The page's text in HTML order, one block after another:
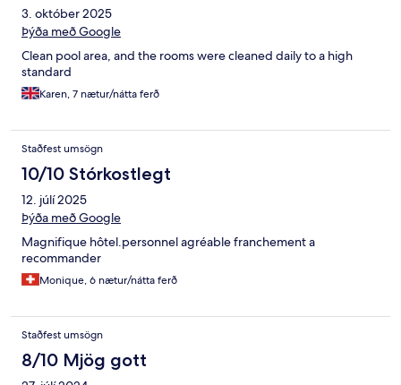
3. október 2025
Þýða með Google
Clean pool area, and the rooms were cleaned daily to a high
standard
Karen, 7 nætur/nátta ferð
Staðfest umsögn
10/10 Stórkostlegt
12. júlí 2025
Þýða með Google
Magnifique hôtel.personnel agréable franchement a
recommander
Monique, 6 nætur/nátta ferð
Staðfest umsögn
8/10 Mjög gott